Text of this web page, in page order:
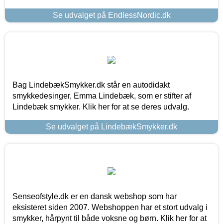
Se udvalget på EndlessNordic.dk
Bag LindebækSmykker.dk står en autodidakt
smykkedesinger, Emma Lindebæk, som er stifter af
Lindebæk smykker. Klik her for at se deres udvalg.
Se udvalget på LindebækSmykker.dk
Senseofstyle.dk er en dansk webshop som har
eksisteret siden 2007. Webshoppen har et stort udvalg i
smykker, hårpynt til både voksne og børn. Klik her for at